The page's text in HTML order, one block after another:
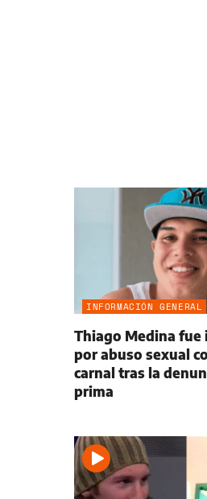
INFORMACIÓN GENERAL
Thiago Medina fue
por abuso sexual
carnal tras la
prima